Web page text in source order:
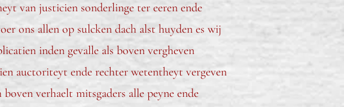
van justicien sonderlinge ter eeren ende
ons allen op sulcken dach alst huyden es wij
inden gevalle als boven vergheven
auctoriteyt ende rechter wetentheyt vergeven
verhaelt mitsgaders alle peyne ende